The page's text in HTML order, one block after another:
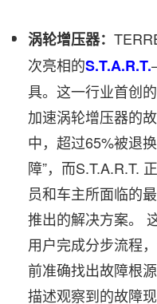
涡轮增压器：
次亮相的S.T.A.R.T.
具。这一行业首创
加速涡轮增压器的
中，超过65%被退
障”，而S.T.A.R.T.
员和车主所面临的
推出的解决方案。
用户完成分步流程
前准确找出故障根
描述观察到的故障